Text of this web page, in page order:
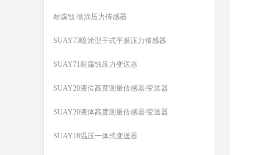
耐腐蚀 喷涂压力传感器
SUAY73喷涂型干式平膜压力传感器
SUAY71耐腐蚀压力变送器
SUAY20液位高度测量传感器/变送器
SUAY20液体高度测量传感器/变送器
SUAY18温压一体式变送器